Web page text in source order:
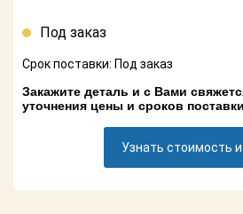
Оплата
Возврат
Поставщикам
сотрудничество
Под заказ
Срок поставки: Под заказ
Закажите деталь и с Вами
уточнения цены и сроков поставки
Узнать стоимость